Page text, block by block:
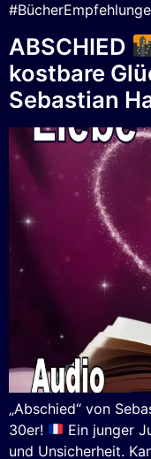
ABSCHIED
kostbare
Sebastian
„Abschied“ von
30er!
Ein junger
und Unsicherheit.